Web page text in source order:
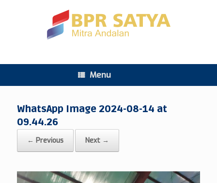
Menu
WhatsApp Image 2024-08-14 at
09.44.26
← Previous Next →